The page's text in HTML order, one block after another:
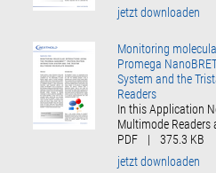
jetzt downloaden
Monitoring
Promega
System and the
Readers
In this Application
Multimode Readers
PDF
|
375.3 KB
jetzt downloaden